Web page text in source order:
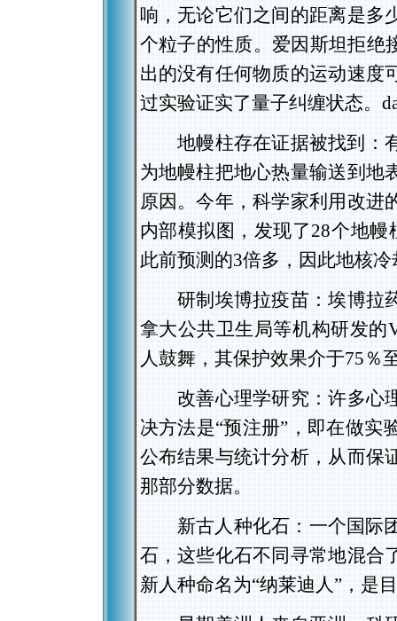
响，无论它们之间的距离是多
个粒子的性质。爱因斯坦拒绝
出的没有任何物质的运动速度
过实验证实了量子纠缠状态。
地幔柱存在证据被找到：有
为地幔柱把地心热量输送到地
原因。今年，科学家利用改进
内部模拟图，发现了28个地
此前预测的3倍多，因此地核
研制埃博拉疫苗：埃博拉药
拿大公共卫生局等机构研发的
人鼓舞，其保护效果介于75％
改善心理学研究：许多心理
决方法是“预注册”，即在做实
公布结果与统计分析，从而保
那部分数据。
新古人种化石：一个国际团
石，这些化石不同寻常地混合
新人种命名为“纳莱迪人”，是